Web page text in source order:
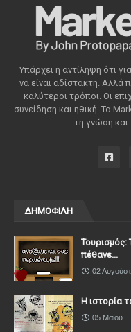
Υπάρχει η αντίληψη ότι
να είναι αδίστακτη. Αλλά
καλύτεροι τρόποι. Οι
συνείδηση ​​και ηθική. Το
τη γνώση και
ΔΗΜΟΦΙΛΗ
Τουρισμός:
πέθανε...
02
Η ιστορία
05 Μαΐου